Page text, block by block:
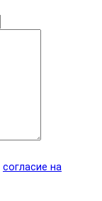
согласие на